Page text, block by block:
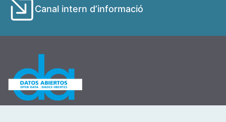
Canal intern d’informació